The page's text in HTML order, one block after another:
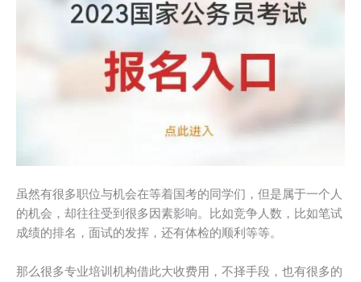
虽然有很多职位与机会在等着国考的同学们，但是属于一个人
的机会，却往往受到很多因素影响。比如竞争人数，比如笔试
成绩的排名，面试的发挥，还有体检的顺利等等。
那么很多专业培训机构借此大收费用，不择手段，也有很多的